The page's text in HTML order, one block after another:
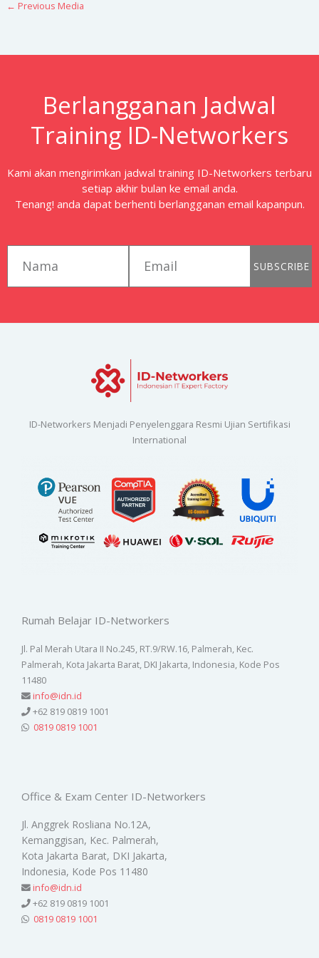
← Previous Media
Berlangganan Jadwal
Training ID-Networkers
Kami akan mengirimkan jadwal training ID-Networkers terbaru
setiap akhir bulan ke email anda.
Tenang! anda dapat berhenti berlangganan email kapanpun.
SUBSCRIBE
ID-Networkers Menjadi Penyelenggara Resmi Ujian Sertifikasi
International
Rumah Belajar ID-Networkers
Jl. Pal Merah Utara II No.245, RT.9/RW.16, Palmerah, Kec.
Palmerah, Kota Jakarta Barat, DKI Jakarta, Indonesia, Kode Pos
11480
info@idn.id
+62 819 0819 1001
0819 0819 1001
Office & Exam Center ID-Networkers
Jl. Anggrek Rosliana No.12A,
Kemanggisan, Kec. Palmerah,
Kota Jakarta Barat, DKI Jakarta,
Indonesia, Kode Pos 11480
info@idn.id
+62 819 0819 1001
0819 0819 1001